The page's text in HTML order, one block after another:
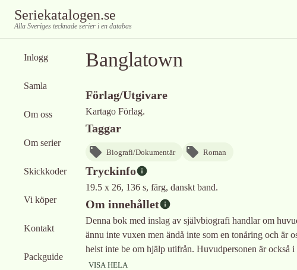
Seriekatalogen.se
Alla Sveriges tecknade serier i en databas
Inlogg
Samla
Om oss
Om serier
Skickkoder
Vi köper
Kontakt
Packguide
Banglatown
Förlag/Utgivare
Kartago Förlag.
Taggar
Biografi/Dokumentär Roman
Tryckinfo
19.5 x 26, 136 s, färg, danskt band.
Om innehållet
Denna bok med inslag av självbiografi handlar om
ännu inte vuxen men ändå inte som en tonåring och är
helst inte be om hjälp utifrån. Huvudpersonen är också
VISA HELA